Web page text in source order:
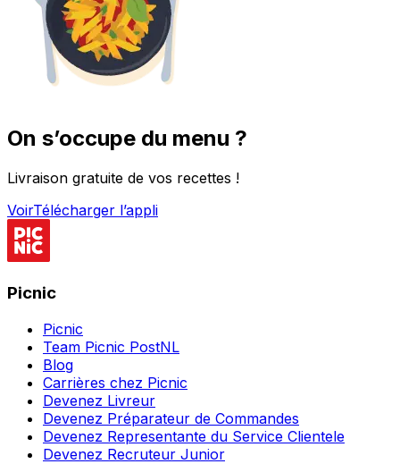
On s’occupe du menu ?
Livraison gratuite de vos recettes !
VoirTélécharger l’appli
Picnic
Picnic
Team Picnic PostNL
Blog
Carrières chez Picnic
Devenez Livreur
Devenez Préparateur de Commandes
Devenez Representante du Service Clientele
Devenez Recruteur Junior